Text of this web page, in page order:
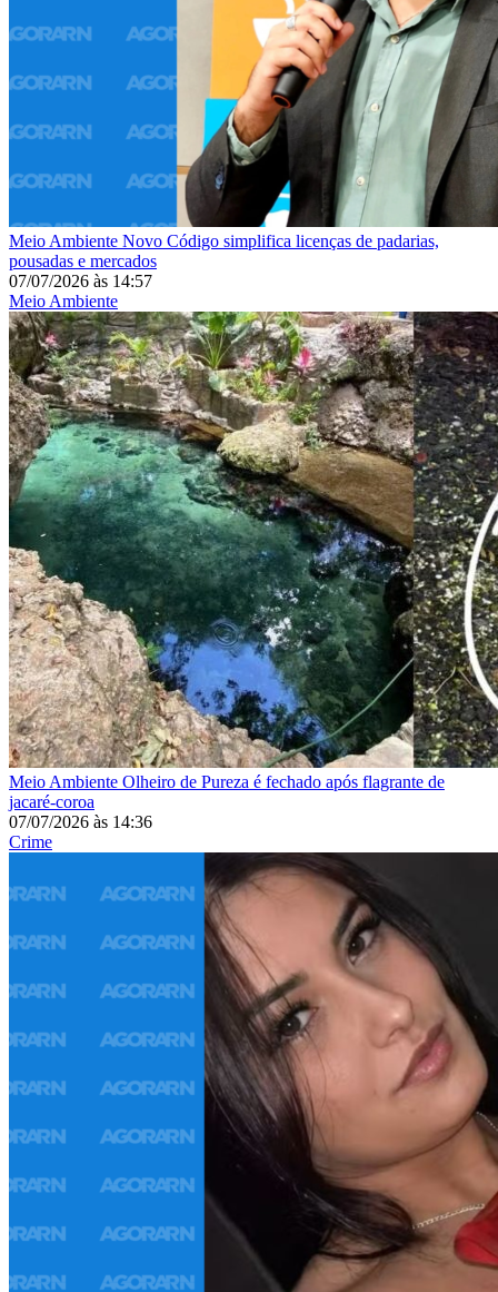
Meio Ambiente Novo Código simplifica licenças de padarias,
pousadas e mercados
07/07/2026 às 14:57
Meio Ambiente
Meio Ambiente Olheiro de Pureza é fechado após flagrante de
jacaré-coroa
07/07/2026 às 14:36
Crime